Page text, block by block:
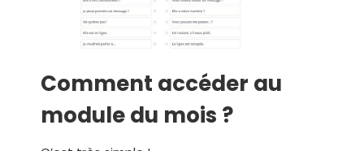
Comment accéder au
module du mois ?